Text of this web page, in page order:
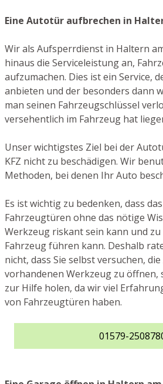
Eine Autotür aufbrechen in
Wir als Aufsperrdienst in Haltern
hinaus die Serviceleistung an,
aufzumachen. Dies ist ein Service,
anbieten und der besonders dann
man seinen Fahrzeugschlüssel
versehentlich im Fahrzeug hat
Unser wichtigstes Ziel bei der
KFZ nicht zu beschädigen. Wir
Methoden, bei denen Ihr Auto
Es ist wichtig zu bedenken, dass
Fahrzeugtüren ohne das nötige
Werkzeug riskant sein kann und zu
Fahrzeug führen kann. Deshalb
nicht, dass Sie selbst versuchen,
vorhandenen Werkzeug zu öffnen,
zur Hilfe holen, da wir viel
von Fahrzeugtüren haben.
01579-